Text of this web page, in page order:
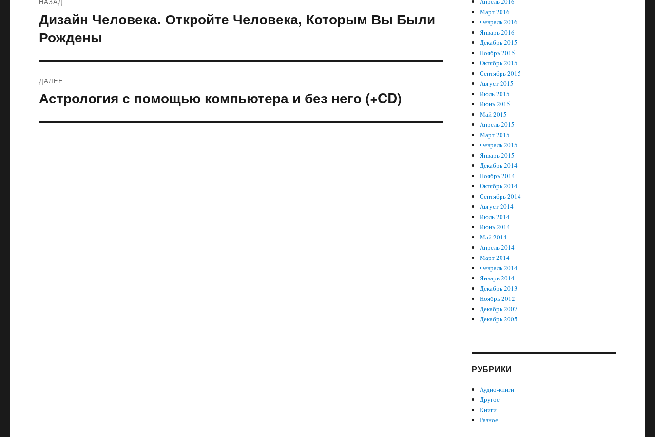
по
записям
Предыдущая
запись:
Дизайн Человека. Откройте Человека, Которым Вы Были
Рождены
ДАЛЕЕ
Следующая
запись:
Астрология с помощью компьютера и без него (+CD)
Март 2016
Февраль 2016
Январь 2016
Декабрь 2015
Ноябрь 2015
Октябрь 2015
Сентябрь 2015
Август 2015
Июль 2015
Июнь 2015
Май 2015
Апрель 2015
Март 2015
Февраль 2015
Январь 2015
Декабрь 2014
Ноябрь 2014
Октябрь 2014
Сентябрь 2014
Август 2014
Июль 2014
Июнь 2014
Май 2014
Апрель 2014
Март 2014
Февраль 2014
Январь 2014
Декабрь 2013
Ноябрь 2012
Декабрь 2007
Декабрь 2005
РУБРИКИ
Аудио-книги
Другое
Книги
Разное